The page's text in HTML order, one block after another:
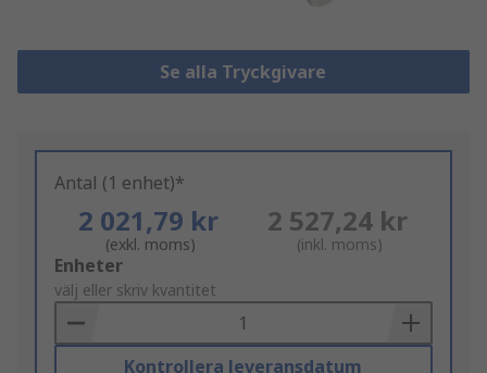
Se alla Tryckgivare
Antal (1 enhet)*
2 021,79 kr
(exkl. moms)
2 527,24 kr
(inkl. moms)
Add
to
Basket
Enheter
välj eller skriv kvantitet
Kontrollera leveransdatum